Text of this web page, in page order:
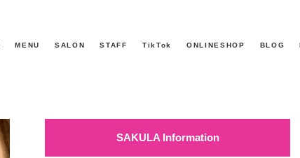
MENU SALON STAFF TikTok ONLINESHOP BLOG
SAKULA Information